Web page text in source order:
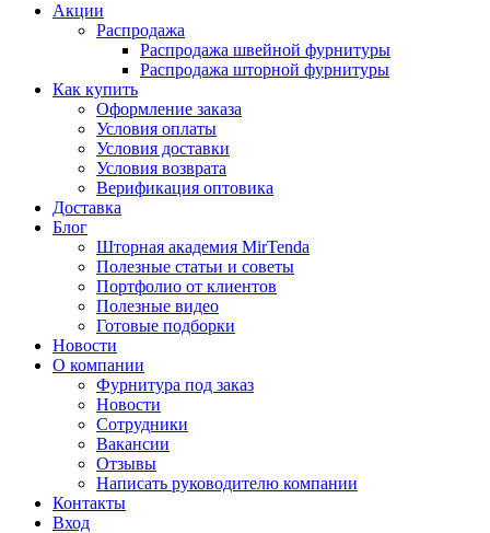
Акции
Распродажа
Распродажа швейной фурнитуры
Распродажа шторной фурнитуры
Как купить
Оформление заказа
Условия оплаты
Условия доставки
Условия возврата
Верификация оптовика
Доставка
Блог
Шторная академия MirTenda
Полезные статьи и советы
Портфолио от клиентов
Полезные видео
Готовые подборки
Новости
О компании
Фурнитура под заказ
Новости
Сотрудники
Вакансии
Отзывы
Написать руководителю компании
Контакты
Вход